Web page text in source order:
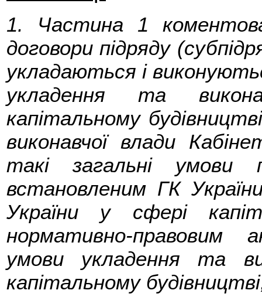
1. Частина 1
договори підряду
укладаються і
укладення та
капітальному
виконавчої влади
такі загальні умови
встановленим ГК
України у сфері
нормативно-правовим
умови укладення та
капітальному